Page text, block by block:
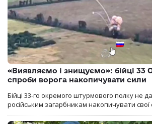
«Виявляємо і знищуємо»: бійці
спроби ворога накопичувати сили
Бійці 33-го окремого штурмового полку не
російським загарбникам накопичувати свої